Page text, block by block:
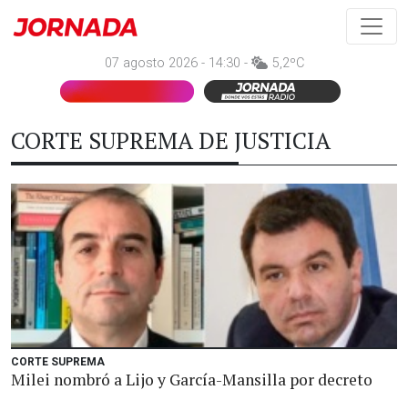
07 agosto 2026 - 14:30 - 5,2ºC
CORTE SUPREMA DE JUSTICIA
CORTE SUPREMA
Milei nombró a Lijo y García-Mansilla por decreto